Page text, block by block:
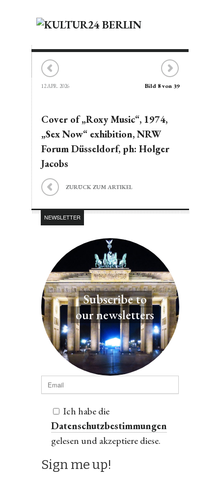
12 APR. 2026 Bild 8 von 39
Cover of „Roxy Music“, 1974,
„Sex Now“ exhibition, NRW
Forum Düsseldorf, ph: Holger
Jacobs
ZURÜCK ZUM ARTIKEL
NEWSLETTER
Subscribe to
our newsletters
Ich habe die
Datenschutzbestimmungen
gelesen und akzeptiere diese.